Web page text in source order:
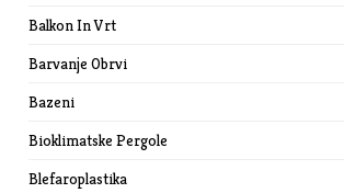
Balkon In Vrt
Barvanje Obrvi
Bazeni
Bioklimatske Pergole
Blefaroplastika